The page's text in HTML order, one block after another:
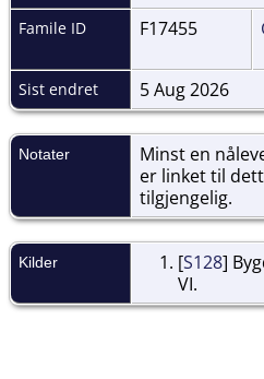
Famile ID F17455
Sist endret 5 Aug 2026
Notater
Minst en
er linket til
tilgjengelig.
Kilder [S128]
VI.